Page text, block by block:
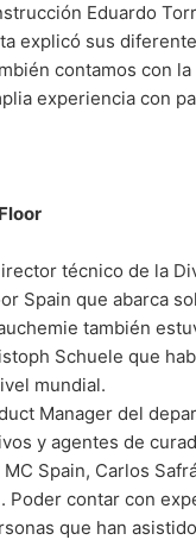
Eduardo
explicó sus
contamos con
experiencia con
técnico de la
Spain que abarca
también
Schuele que
mundial.
Manager del
y agentes de
Spain, Carlos
Poder contar con
que han